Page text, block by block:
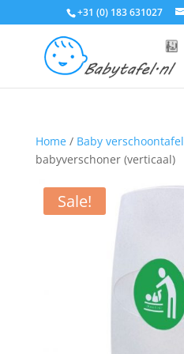
+31 (0) 183 631027
Home/ Baby verschoontafel
babyverschoner (verticaal)
Sale!